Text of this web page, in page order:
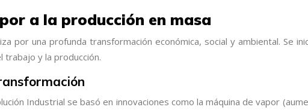
a la producción en masa
por una profunda transformación económica, social y ambiental. Se
trabajo y la producción.
Industrial se basó en innovaciones como la máquina de vapor